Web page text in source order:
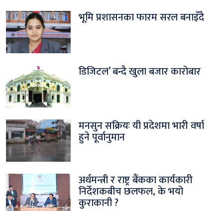
भूमि प्रशासनका फारम सरल बनाइँदै
डिजिटल’ बन्दै खुला बजार कारोबार
मनसुन सक्रियः यी प्रदेशमा भारी वर्षा
हुने पूर्वानुमान
अर्थमन्त्री र राष्ट्र बैंकका कार्यकारी
निर्देशकबीच छलफल, के भयो
कुराकानी ?